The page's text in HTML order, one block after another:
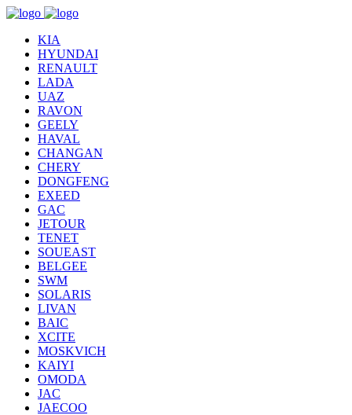
KIA
HYUNDAI
RENAULT
LADA
UAZ
RAVON
GEELY
HAVAL
CHANGAN
CHERY
DONGFENG
EXEED
GAC
JETOUR
TENET
SOUEAST
BELGEE
SWM
SOLARIS
LIVAN
BAIC
XCITE
MOSKVICH
KAIYI
OMODA
JAC
JAECOO